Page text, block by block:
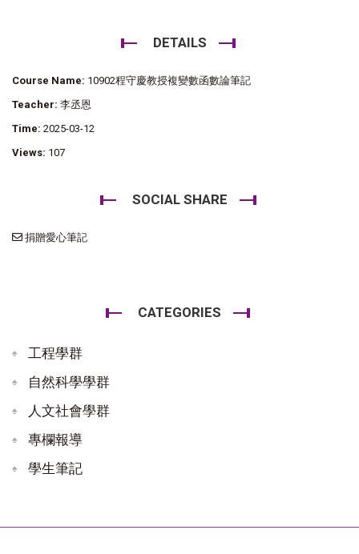
DETAILS
Course Name: 10902程守慶教授複變數函數論筆記
Teacher: 李丞恩
Time: 2025-03-12
Views: 107
SOCIAL SHARE
捐贈愛心筆記
CATEGORIES
工程學群
自然科學學群
人文社會學群
專欄報導
學生筆記